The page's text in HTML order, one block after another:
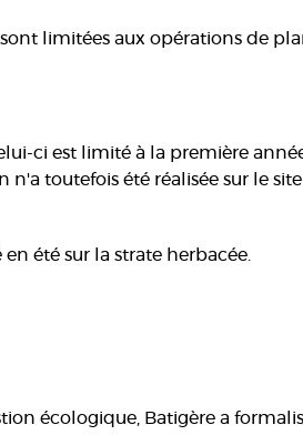
limitées aux opérations de
ci est limité à la première
toutefois été réalisée sur le
été sur la strate herbacée.
écologique, Batigère a